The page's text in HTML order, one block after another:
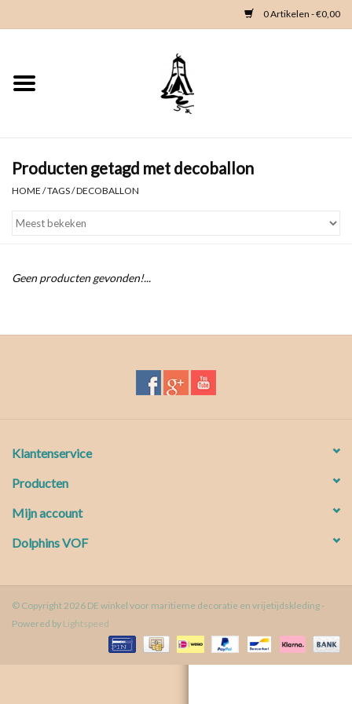
0 Artikelen - €0,00
Home
Kleding
Producten getagd met decoballon
HOME /TAGS/DECOBALLON
Geen producten gevonden!...
Klantenservice
Producten
Mijn account
Dolphins VOF
© Copyright 2026 DE winkel voor maritieme decoratie en vrijetijdskleding -
Powered by Lightspeed